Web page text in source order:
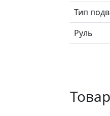
Тип
Руль